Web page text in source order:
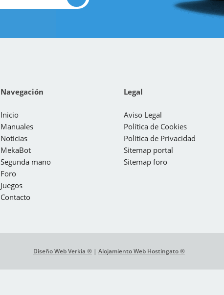
Navegación
Inicio
Manuales
Noticias
MekaBot
Segunda mano
Foro
Juegos
Contacto
Legal
Aviso Legal
Política de Cookies
Política de Privacidad
Sitemap portal
Sitemap foro
Diseño Web Verkia ® | Alojamiento Web Hostingato ®